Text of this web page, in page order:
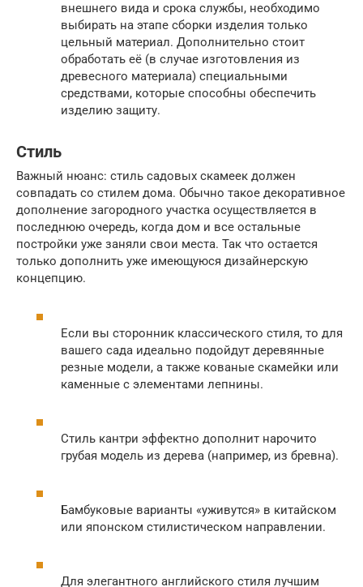
внешнего вида и срока службы, необходимо
выбирать на этапе сборки изделия только
цельный материал. Дополнительно стоит
обработать её (в случае изготовления из
древесного материала) специальными
средствами, которые способны обеспечить
изделию защиту.
Стиль
Важный нюанс: стиль садовых скамеек должен
совпадать со стилем дома. Обычно такое декоративное
дополнение загородного участка осуществляется в
последнюю очередь, когда дом и все остальные
постройки уже заняли свои места. Так что остается
только дополнить уже имеющуюся дизайнерскую
концепцию.
Если вы сторонник классического стиля, то для
вашего сада идеально подойдут деревянные
резные модели, а также кованые скамейки или
каменные с элементами лепнины.
Стиль кантри эффектно дополнит нарочито
грубая модель из дерева (например, из бревна).
Бамбуковые варианты «уживутся» в китайском
или японском стилистическом направлении.
Для элегантного английского стиля лучшим